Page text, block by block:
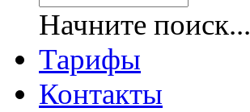
Начните поиск...
Тарифы
Контакты